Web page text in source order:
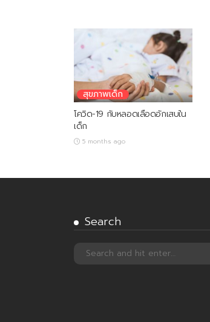
สุขภาพเด็ก
โควิด-19 กับหลอดเลือดอักเสบใน
เด็ก
5 months ago
Search